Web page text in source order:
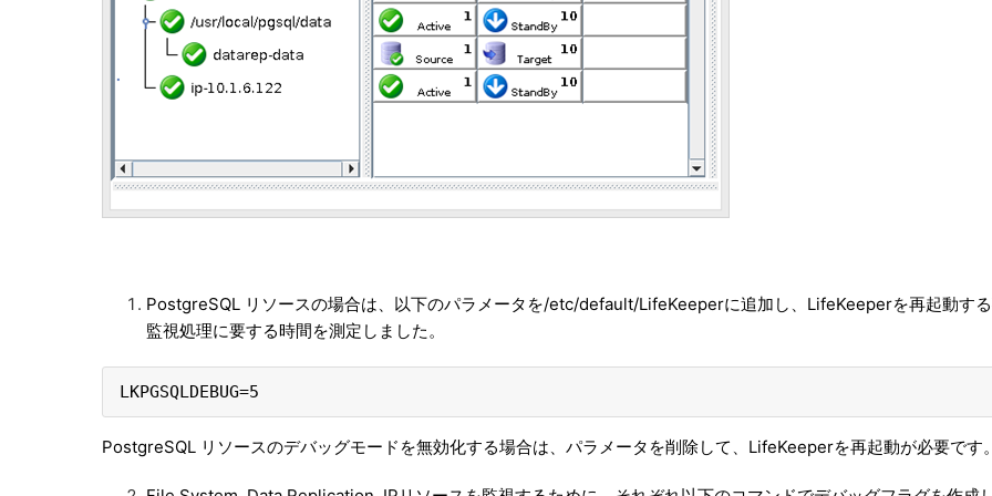
PostgreSQL リソースの場合は、以下のパラメータを/etc/default/LifeKeeperに追加し、LifeKeeperを再起動す
監視処理に要する時間を測定しました。
LKPGSQLDEBUG=5
PostgreSQL リソースのデバッグモードを無効化する場合は、パラメータを削除して、LifeKeeperを再起動が必要です。